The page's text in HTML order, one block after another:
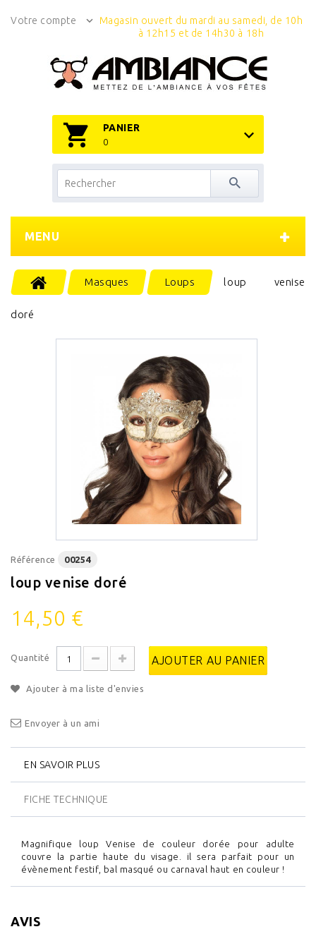
Votre compte
Magasin ouvert du mardi au samedi, de 10h
à 12h15 et de 14h30 à 18h
PANIER
0
MENU
Masques Loups loup venise
doré
Référence 00254
loup venise doré
14,50 €
Quantité AJOUTER AU PANIER
Ajouter à ma liste d'envies
Envoyer à un ami
EN SAVOIR PLUS
FICHE TECHNIQUE
Magnifique loup Venise de couleur dorée pour adulte
couvre la partie haute du visage. il sera parfait pour un
évènement festif, bal masqué ou carnaval haut en couleur !
AVIS